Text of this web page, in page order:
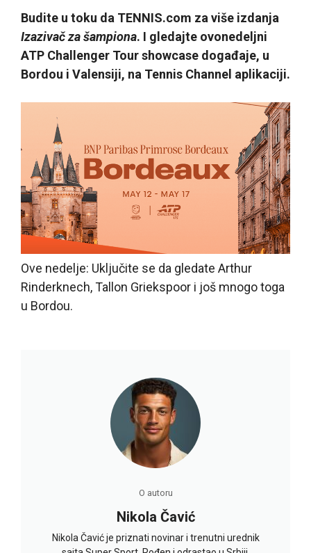
Budite u toku da TENNIS.com za više izdanja
Izazivač za šampiona. I gledajte ovonedeljni
ATP Challenger Tour showcase događaje, u
Bordou i Valensiji, na Tennis Channel aplikaciji.
Ove nedelje: Uključite se da gledate Arthur
Rinderknech, Tallon Griekspoor i još mnogo toga
u Bordou.
O autoru
Nikola Čavić
Nikola Čavić je priznati novinar i trenutni urednik